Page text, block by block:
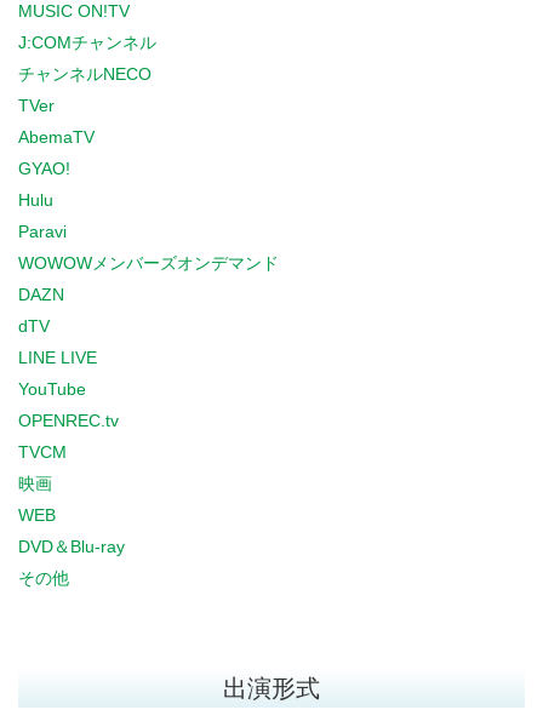
MUSIC ON!TV
J:COMチャンネル
チャンネルNECO
TVer
AbemaTV
GYAO!
Hulu
Paravi
WOWOWメンバーズオンデマンド
DAZN
dTV
LINE LIVE
YouTube
OPENREC.tv
TVCM
映画
WEB
DVD＆Blu-ray
その他
出演形式